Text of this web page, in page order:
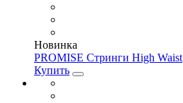
Новинка
PROMISE Стринги High Waist
Купить